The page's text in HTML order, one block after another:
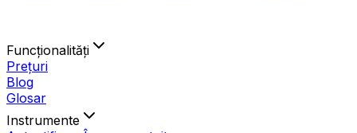
Funcționalități
Prețuri
Blog
Glosar
Instrumente